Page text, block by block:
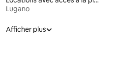
Lugano
Afficher plus